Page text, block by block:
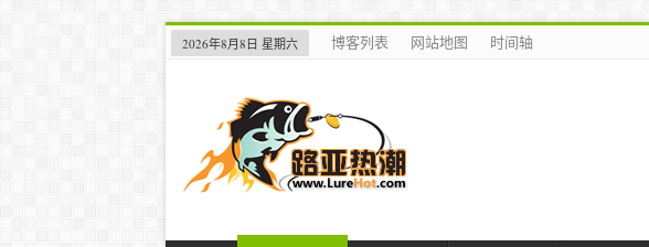
2026年8月8日 星期六 博客列表 网站地图 时间轴